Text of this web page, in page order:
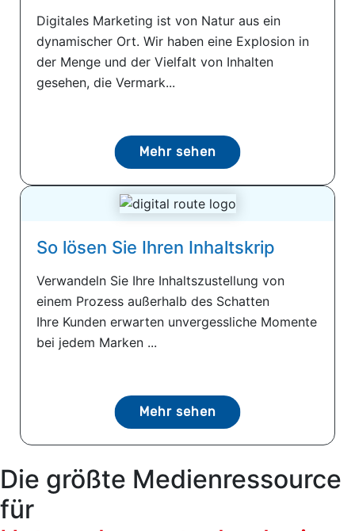
Digitales Marketing ist von Natur aus ein
dynamischer Ort. Wir haben eine Explosion in
der Menge und der Vielfalt von Inhalten
gesehen, die Vermark...
Mehr sehen
So lösen Sie Ihren Inhaltskrip
Verwandeln Sie Ihre Inhaltszustellung von
einem Prozess außerhalb des Schatten
Ihre Kunden erwarten unvergessliche Momente
bei jedem Marken ...
Mehr sehen
Die größte Medienressource
für